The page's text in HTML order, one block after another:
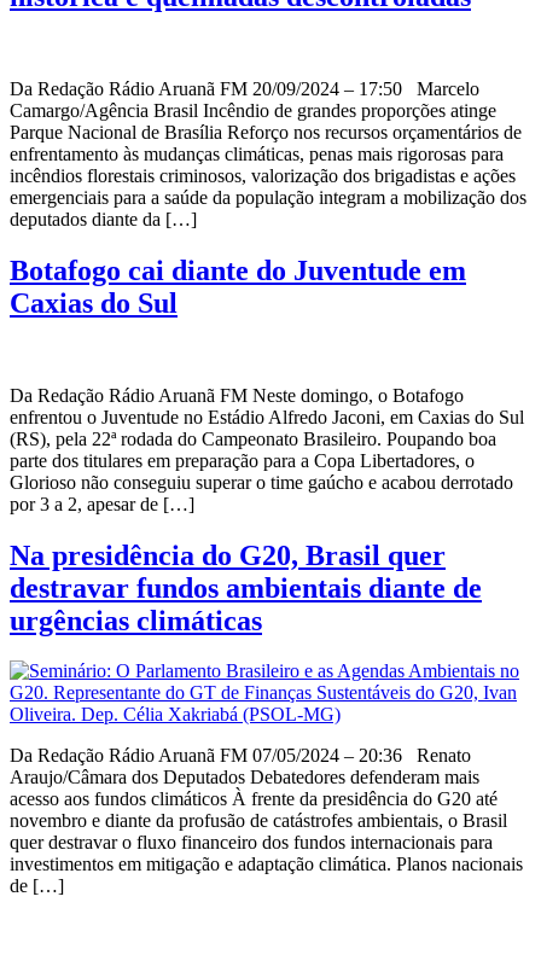
Da Redação Rádio Aruanã FM 20/09/2024 – 17:50 Marcelo
Camargo/Agência Brasil Incêndio de grandes proporções atinge
Parque Nacional de Brasília Reforço nos recursos orçamentários de
enfrentamento às mudanças climáticas, penas mais rigorosas para
incêndios florestais criminosos, valorização dos brigadistas e ações
emergenciais para a saúde da população integram a mobilização dos
deputados diante da […]
Botafogo cai diante do Juventude em
Caxias do Sul
Da Redação Rádio Aruanã FM Neste domingo, o Botafogo
enfrentou o Juventude no Estádio Alfredo Jaconi, em Caxias do Sul
(RS), pela 22ª rodada do Campeonato Brasileiro. Poupando boa
parte dos titulares em preparação para a Copa Libertadores, o
Glorioso não conseguiu superar o time gaúcho e acabou derrotado
por 3 a 2, apesar de […]
Na presidência do G20, Brasil quer
destravar fundos ambientais diante de
urgências climáticas
Da Redação Rádio Aruanã FM 07/05/2024 – 20:36 Renato
Araujo/Câmara dos Deputados Debatedores defenderam mais
acesso aos fundos climáticos À frente da presidência do G20 até
novembro e diante da profusão de catástrofes ambientais, o Brasil
quer destravar o fluxo financeiro dos fundos internacionais para
investimentos em mitigação e adaptação climática. Planos nacionais
de […]